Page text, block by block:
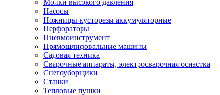
Мойки высокого давления
Насосы
Ножницы-кусторезы аккумуляторные
Перфораторы
Пневмоинструмент
Прямошлифовальные машины
Садовая техника
Сварочные аппараты, электросварочная оснастка
Снегоуборщики
Станки
Тепловые пушки